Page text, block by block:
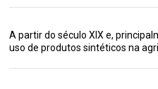
A partir do século XIX e,
uso de produtos sintéticos na